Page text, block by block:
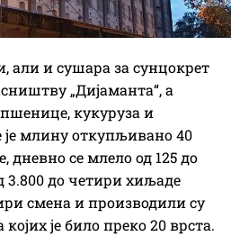
али и сушара за сунцокрет
„Дијаманта“, а
кукуруза и
млину откупљивано 40
се млело од 125 до
3.800 до четири хиљаде
смена и производили су
је било преко 20 врста.